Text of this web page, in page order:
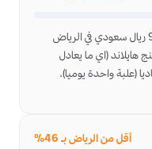
مؤونة الشهر من البقالة والتي تكلف 937.75 ريال سعودي في الرياض
في جنتنج هايلاند (اي ما يعادل
(علبة واحدة يوميا)،
أقل من الرياض بـ 46%